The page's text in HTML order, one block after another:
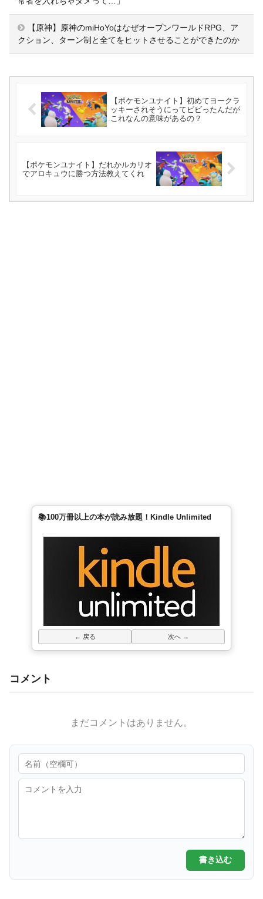
【原神】原神のmiHoYoはなぜオープンワールドRPG、ア
クション、ターン制と全てをヒットさせることができたのか
【ポケモンユナイト】初めてヨークラ
ッキーされそうにってビビったんだが
これなんの意味があるの？
【ポケモンユナイト】だれかルカリオ
でアロキュウに勝つ方法教えてくれ
📚100万冊以上の本が読み放題！Kindle Unlimited
← 戻る 次へ →
コメント
まだコメントはありません。
書き込む